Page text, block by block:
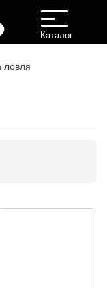
Toggle
navigation
Каталог
ловля